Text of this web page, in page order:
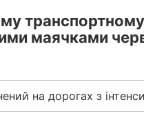
маячками
на дорогах з